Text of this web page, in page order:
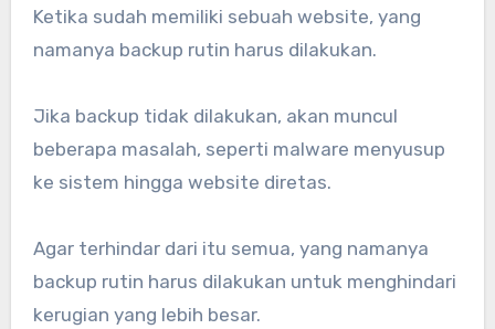
Ketika sudah memiliki sebuah website, yang
namanya backup rutin harus dilakukan.
Jika backup tidak dilakukan, akan muncul
beberapa masalah, seperti malware menyusup
ke sistem hingga website diretas.
Agar terhindar dari itu semua, yang namanya
backup rutin harus dilakukan untuk menghindari
kerugian yang lebih besar.